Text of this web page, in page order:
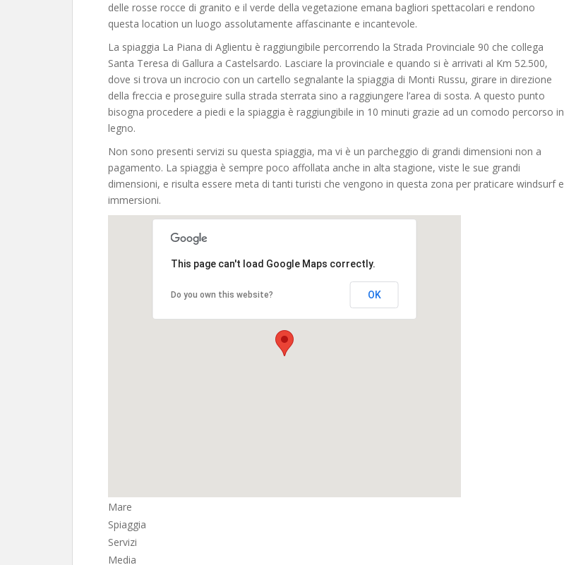
delle rosse rocce di granito e il verde della vegetazione emana bagliori spettacolari e rendono
questa location un luogo assolutamente affascinante e incantevole.
La spiaggia La Piana di Aglientu è raggiungibile percorrendo la Strada Provinciale 90 che collega
Santa Teresa di Gallura a Castelsardo. Lasciare la provinciale e quando si è arrivati al Km 52.500,
dove si trova un incrocio con un cartello segnalante la spiaggia di Monti Russu, girare in direzione
della freccia e proseguire sulla strada sterrata sino a raggiungere l’area di sosta. A questo punto
bisogna procedere a piedi e la spiaggia è raggiungibile in 10 minuti grazie ad un comodo percorso in
legno.
Non sono presenti servizi su questa spiaggia, ma vi è un parcheggio di grandi dimensioni non a
pagamento. La spiaggia è sempre poco affollata anche in alta stagione, viste le sue grandi
dimensioni, e risulta essere meta di tanti turisti che vengono in questa zona per praticare windsurf e
immersioni.
This page can't load Google Maps correctly.
Do you own this website? OK
Mare
Spiaggia
Servizi
Media